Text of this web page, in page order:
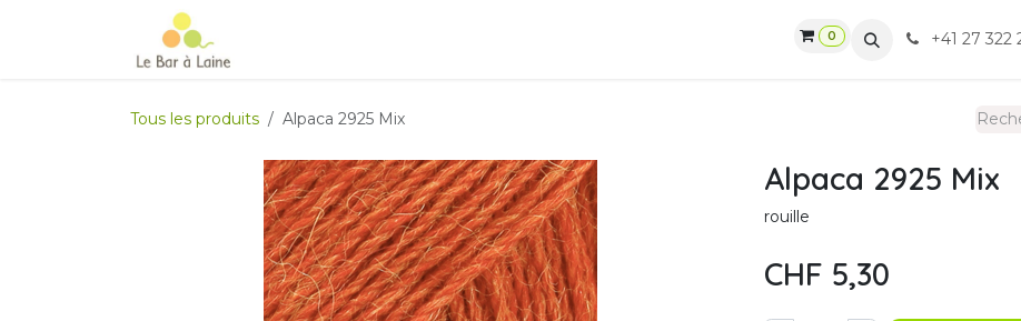
Se rendre au contenu
CGV 0 +41 27 322
Tous les produits Alpaca 2925 Mix
Alpaca 2925 Mix
rouille
CHF 5,30